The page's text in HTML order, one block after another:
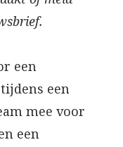
een
een
mee voor
een